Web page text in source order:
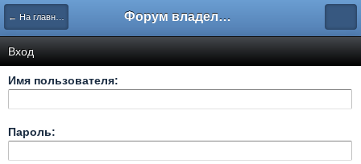
← На главную Форум владельцев интернет-магазинов
Вход
Имя пользователя:
Пароль: